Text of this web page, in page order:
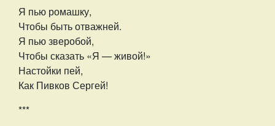
Я пью ромашку,
Чтобы быть отважней.
Я пью зверобой,
Чтобы сказать «Я — живой!»
Настойки пей,
Как Пивков Сергей!
***